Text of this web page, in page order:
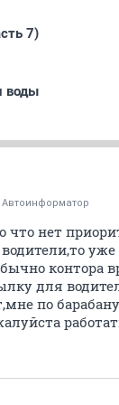
7)
воды
Автоинформатор
что нет
контора
для
по